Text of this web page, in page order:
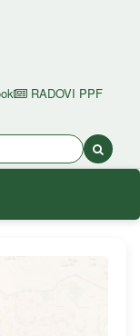
RADOVI PPF